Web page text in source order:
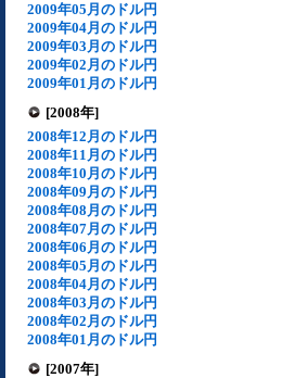
2009年05月のドル円
2009年04月のドル円
2009年03月のドル円
2009年02月のドル円
2009年01月のドル円
[2008年]
2008年12月のドル円
2008年11月のドル円
2008年10月のドル円
2008年09月のドル円
2008年08月のドル円
2008年07月のドル円
2008年06月のドル円
2008年05月のドル円
2008年04月のドル円
2008年03月のドル円
2008年02月のドル円
2008年01月のドル円
[2007年]